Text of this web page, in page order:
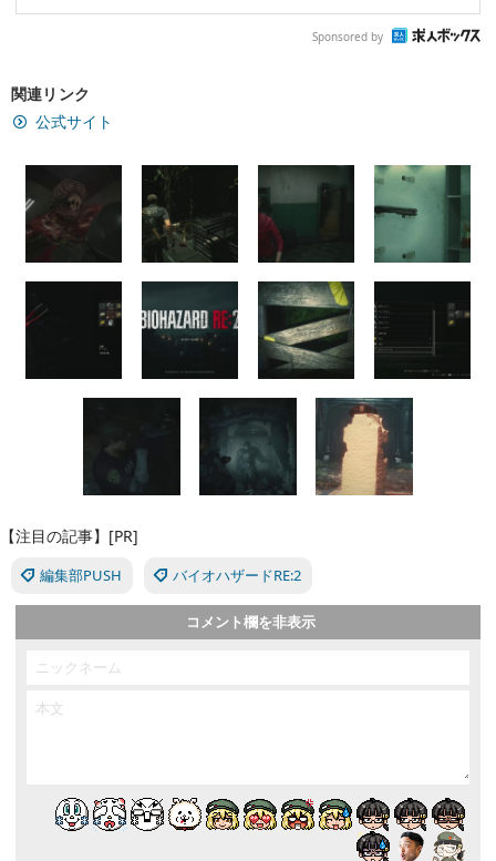
Sponsored by
関連リンク
公式サイト
【注目の記事】[PR]
編集部PUSH バイオハザードRE:2
コメント欄を非表示